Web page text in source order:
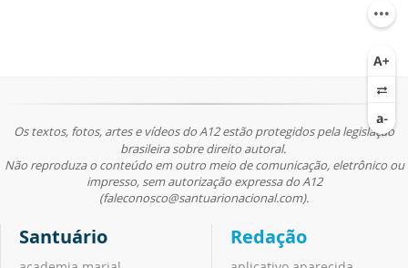
Os textos, fotos, artes e vídeos do A12 estão protegidos pela legislação
brasileira sobre direito autoral.
Não reproduza o conteúdo em outro meio de comunicação, eletrônico ou
impresso, sem autorização expressa do A12
(faleconosco@santuarionacional.com).
Santuário Redação